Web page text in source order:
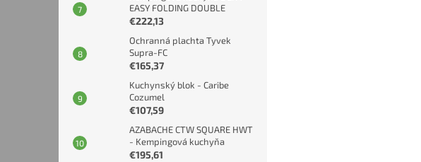
EASY FOLDING DOUBLE
€222,13
Ochranná plachta Tyvek
Supra-FC
€165,37
Kuchynský blok - Caribe
Cozumel
€107,59
AZABACHE CTW SQUARE HWT
- Kempingová kuchyňa
€195,61